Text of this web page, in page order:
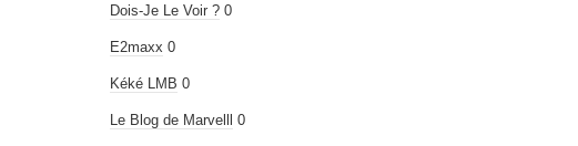
Dois-Je Le Voir ? 0
E2maxx 0
Kéké LMB 0
Le Blog de Marvelll 0